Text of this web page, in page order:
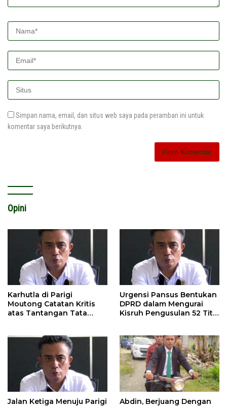
Simpan nama, email, dan situs web saya pada peramban ini untuk
komentar saya berikutnya.
Opini
Karhutla di Parigi
Moutong Catatan Kritis
atas Tantangan Tata
Urgensi Pansus Bentukan
DPRD dalam Mengurai
Kisruh Pengusulan 52 Titik
Jalan Ketiga Menuju Parigi
Abdin, Berjuang Dengan